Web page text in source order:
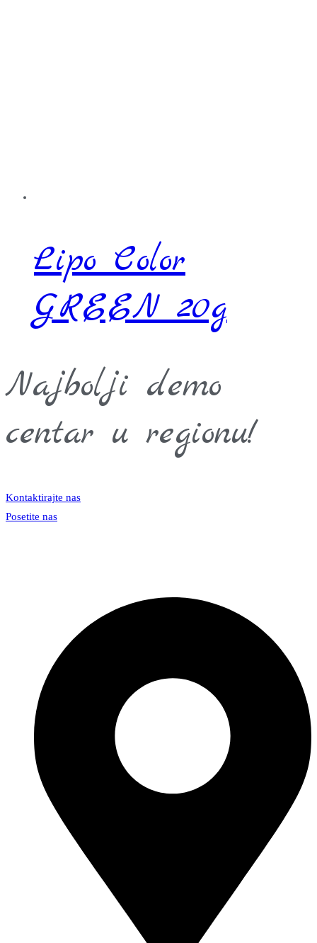
Lipo Color
GREEN 20g
Najbolji demo
centar u regionu!
Kontaktirajte nas
Posetite nas